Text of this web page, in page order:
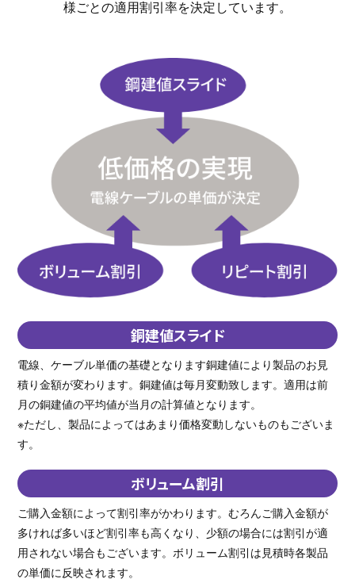
様ごとの適用割引率を決定しています。
銅建値スライド
電線、ケーブル単価の基礎となります銅建値により製品のお見
積り金額が変わります。銅建値は毎月変動致します。適用は前
月の銅建値の平均値が当月の計算値となります。
※ただし、製品によってはあまり価格変動しないものもございま
す。
ボリューム割引
ご購入金額によって割引率がかわります。むろんご購入金額が
多ければ多いほど割引率も高くなり、少額の場合には割引が適
用されない場合もございます。ボリューム割引は見積時各製品
の単価に反映されます。